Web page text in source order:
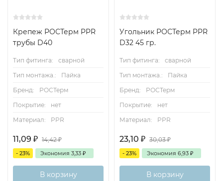
Крепеж РОСТерм PPR
трубы D40
Тип фитинга:
сварной
Тип монтажа.:
Пайка
Бренд:
РОСТерм
Покрытие:
нет
Материал:
PPR
11,09 ₽ 14,42₽
- 23% Экономия 3,33 ₽
В корзину
Угольник РОСТерм PPR
D32 45 гр.
Тип фитинга:
сварной
Тип монтажа.:
Пайка
Бренд:
РОСТерм
Покрытие:
нет
Материал:
PPR
23,10 ₽ 30,03₽
- 23% Экономия 6,93 ₽
В корзину